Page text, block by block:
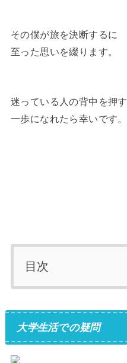
その僕が旅を決断するに
至った思いを綴ります。
迷っている人の背中を押す
一歩になれたら幸いです。
目次
大学生活での疑問